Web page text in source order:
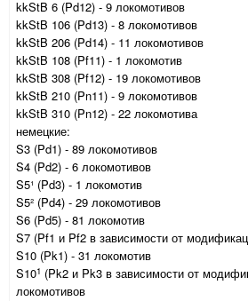
kkStB 6 (Pd12) - 9 локомотивов
kkStB 106 (Pd13) - 8 локомотивов
kkStB 206 (Pd14) - 11 локомотивов
kkStB 108 (Pf11) - 1 локомотив
kkStB 308 (Pf12) - 19 локомотивов
kkStB 210 (Pn11) - 9 локомотивов
kkStB 310 (Pn12) - 22 локомотива
немецкие:
S3 (Pd1) - 89 локомотивов
S4 (Pd2) - 6 локомотивов
S5¹ (Pd3) - 1 локомотив
S5² (Pd4) - 29 локомотивов
S6 (Pd5) - 81 локомотив
S7 (Pf1 и Pf2 в зависимости от
S10 (Pk1) - 31 локомотив
S101 (Pk2 и Pk3 в зависимости от
локомотивов